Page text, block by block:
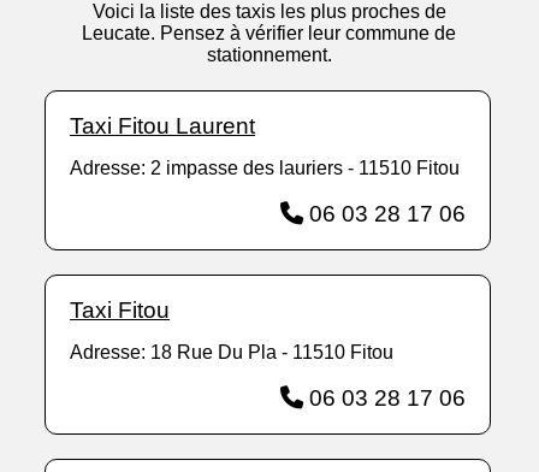
Voici la liste des taxis les plus proches de
Leucate. Pensez à vérifier leur commune de
stationnement.
Taxi Fitou Laurent
Adresse: 2 impasse des lauriers - 11510 Fitou
06 03 28 17 06
Taxi Fitou
Adresse: 18 Rue Du Pla - 11510 Fitou
06 03 28 17 06